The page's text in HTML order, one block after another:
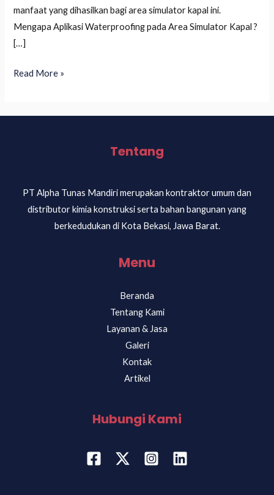
manfaat yang dihasilkan bagi area simulator kapal ini.
Mengapa Aplikasi Waterproofing pada Area Simulator Kapal ?
[…]
Read More »
Tentang
PT Alpha Tunas Mandiri merupakan kontraktor umum dan
distributor kimia konstruksi serta bahan bangunan yang
berkedudukan di Kota Bekasi, Jawa Barat.
Menu
Beranda
Tentang Kami
Layanan & Jasa
Galeri
Kontak
Artikel
Hubungi Kami